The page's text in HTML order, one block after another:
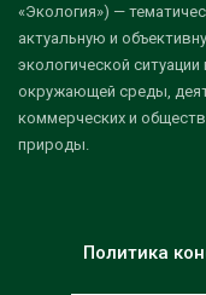
«Экология») —
актуальную и
экологической
окружающей среды,
коммерческих и
природы.
Политика